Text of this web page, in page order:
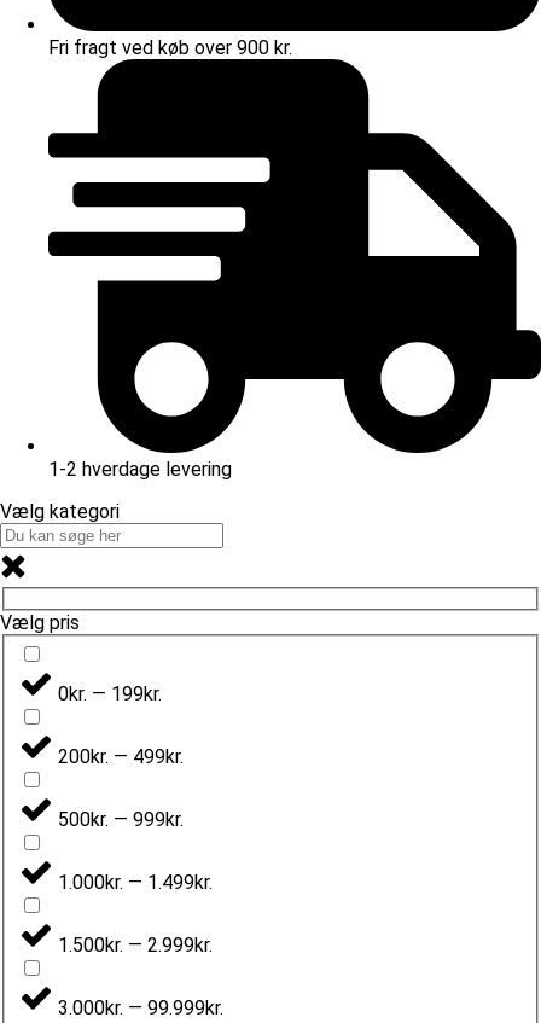
Fri fragt ved køb over 900 kr.
1-2 hverdage levering
Vælg kategori
Vælg pris
0kr. — 199kr.
200kr. — 499kr.
500kr. — 999kr.
1.000kr. — 1.499kr.
1.500kr. — 2.999kr.
3.000kr. — 99.999kr.